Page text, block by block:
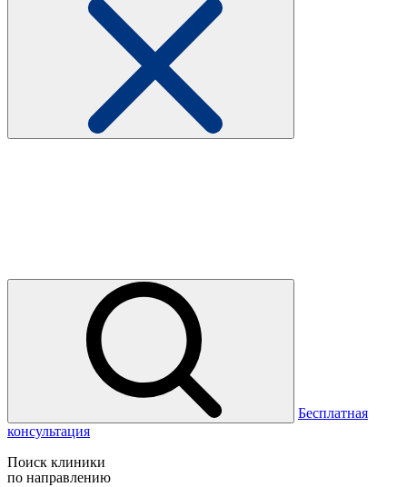
Бесплатная
консультация
Поиск клиники
по направлению